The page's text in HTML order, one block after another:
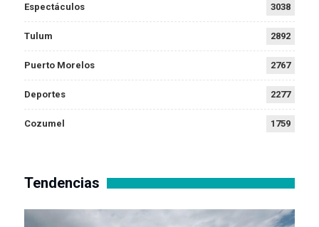
Espectáculos 3038
Tulum 2892
Puerto Morelos 2767
Deportes 2277
Cozumel 1759
Tendencias